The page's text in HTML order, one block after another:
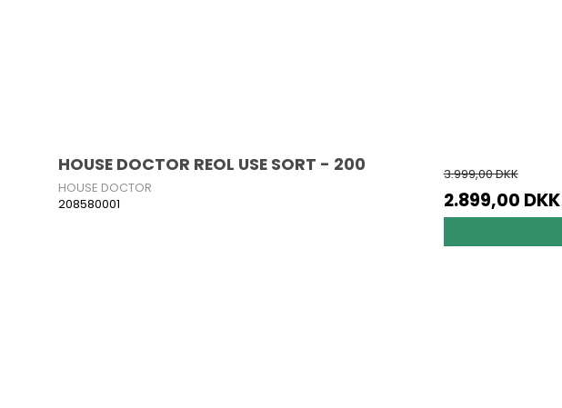
HOUSE DOCTOR REOL USE SORT - 200
HOUSE DOCTOR
208580001
3.999,00 DKK
2.899,00 DKK